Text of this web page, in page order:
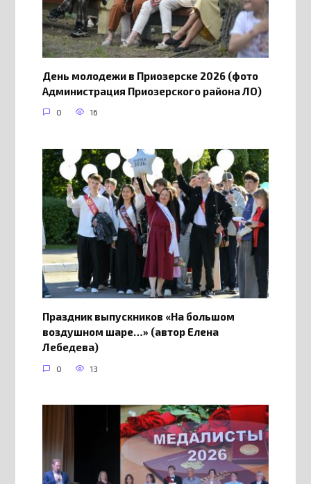
День молодежи в Приозерске 2026 (фото
Администрация Приозерского района ЛО)
0 16
Праздник выпускников «На большом
воздушном шаре…» (автор Елена
Лебедева)
0 13